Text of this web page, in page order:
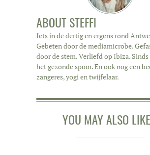
ABOUTSTEFFI
Iets in de dertig en ergens rond
Gebeten door de mediamicrobe.
door de stem. Verliefd op Ibiza. Sinds
het gezonde spoor. En ook nog een
zangeres, yogi en twijfelaar.
YOU MAY ALSO